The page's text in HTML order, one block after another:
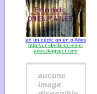
en un déclic on en p'Arles
http://un-declic-on-en-p-
arles.blogspot.com